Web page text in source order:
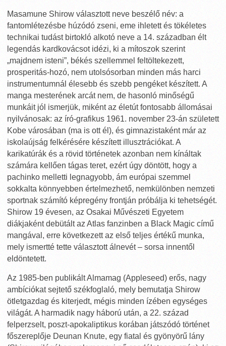
Masamune Shirow választott neve beszélő név: a
fantomlétezésbe húzódó zseni, eme ihletett és tökéletes
technikai tudást birtokló alkotó neve a 14. században élt
legendás kardkovácsot idézi, ki a mítoszok szerint
„majdnem isteni”, békés szellemmel feltöltekezett,
prosperitás-hozó, nem utolsósorban minden más harci
instrumentumnál élesebb és szebb pengéket készített. A
manga mesterének arcát nem, de hasonló minőségű
munkáit jól ismerjük, miként az életút fontosabb állomásai
nyilvánosak: az író-grafikus 1961. november 23-án született
Kobe városában (ma is ott él), és gimnazistaként már az
iskolaújság felkérésére készített illusztrációkat. A
karikatúrák és a rövid történetek azonban nem kínáltak
számára kellően tágas teret, ezért úgy döntött, hogy a
pachinko melletti legnagyobb, ám európai szemmel
sokkalta könnyebben értelmezhető, nemkülönben nemzeti
sportnak számító képregény frontján próbálja ki tehetségét.
Shirow 19 évesen, az Osakai Művészeti Egyetem
diákjaként debütált az Atlas fanzinben a Black Magic című
mangával, erre következett az első teljes értékű munka,
mely ismertté tette választott álnevét – sorsa innentől
eldöntetett.
Az 1985-ben publikált Almamag (Appleseed) erős, nagy
ambíciókat sejtető székfoglaló, mely bemutatja Shirow
ötletgazdag és kiterjedt, mégis minden ízében egységes
világát. A harmadik nagy háború után, a 22. század
felperzselt, poszt-apokaliptikus korában játszódó történet
főszereplője Deunan Knute, egy fiatal és gyönyörű lány